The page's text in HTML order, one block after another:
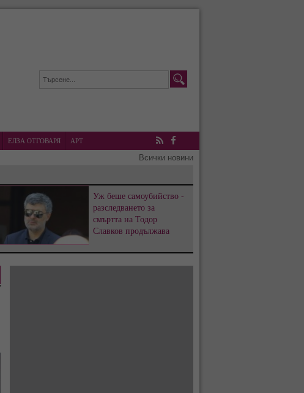
ЕЛЗА ОТГОВАРЯ
АРТ
RSS Facebook
Всички новини
Уж беше самоубийство -
разследването за
смъртта на Тодор
Славков продължава